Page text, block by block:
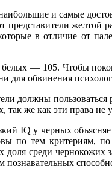
и самые
представители
в отличие от
— 105. Чтобы
для обвинения
должны
же как эти права не
IQ у черных
по тем критериям,
среди чернокожих